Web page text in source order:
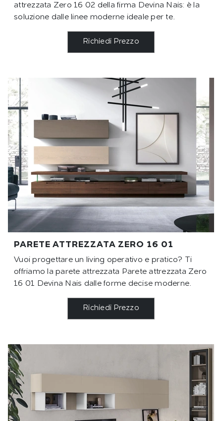
attrezzata Zero 16 02 della firma Devina Nais: è la
soluzione dalle linee moderne ideale per te.
Richiedi Prezzo
PARETE ATTREZZATA ZERO 16 01
Vuoi progettare un living operativo e pratico? Ti
offriamo la parete attrezzata Parete attrezzata Zero
16 01 Devina Nais dalle forme decise moderne.
Richiedi Prezzo